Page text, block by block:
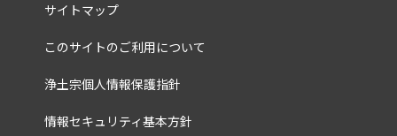
サイトマップ
このサイトのご利用について
浄土宗個人情報保護指針
情報セキュリティ基本方針